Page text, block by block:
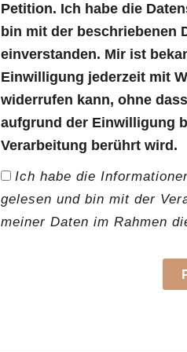
Petition. Ich habe die
bin mit der beschriebenen
einverstanden. Mir ist
Einwilligung jederzeit mit
widerrufen kann, ohne
aufgrund der Einwilligung
Verarbeitung berührt wird.
Ich habe die
gelesen und bin mit der
meiner Daten im Rahmen